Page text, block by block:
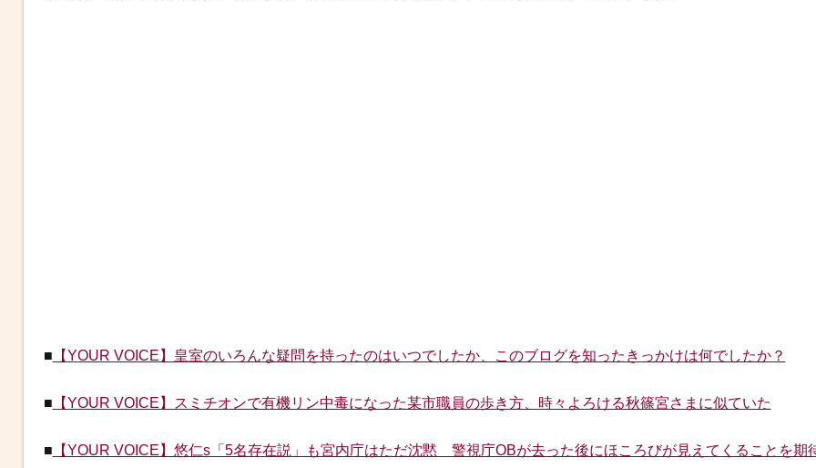
■ 【YOUR VOICE】皇室のいろんな疑問を持ったのはいつでしたか、このブログを知ったきっかけは何でしたか？
■ 【YOUR VOICE】スミチオンで有機リン中毒になった某市職員の歩き方、時々よろける秋篠宮さまに似ていた
■ 【YOUR VOICE】悠仁s「5名存在説」も宮内庁はただ沈黙 警視庁OBが去った後にほころびが見えてくることを期